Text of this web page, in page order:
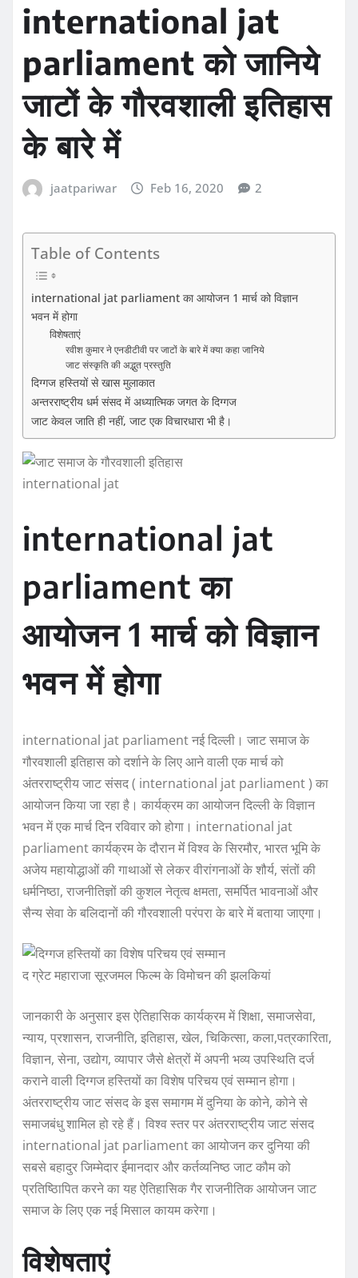
international jat
parliament को जानिये
जाटों के गौरवशाली इतिहास
के बारे में
jaatpariwar Feb 16, 2020 2
Table of Contents
international jat parliament का आयोजन 1 मार्च को विज्ञान
भवन में होगा
विशेषताएं
रवीश कुमार ने एनडीटीवी पर जाटों के बारे में क्‍या कहा जानिये
जाट संस्कृति की अद्भुत प्रस्तुति
दिग्गज हस्तियों से खास मुलाकात
अन्तरराष्ट्रीय धर्म संसद में अध्यात्मिक जगत के दिग्गज
जाट केवल जाति ही नहीं, जाट एक विचारधारा भी है।
international jat
international jat
parliament का
आयोजन 1 मार्च को विज्ञान
भवन में होगा
international jat parliament नई दिल्ली। जाट समाज के
गौरवशाली इतिहास को दर्शाने के लिए आने वाली एक मार्च को
अंतरराष्ट्रीय जाट संसद ( international jat parliament ) का
आयोजन किया जा रहा है। कार्यक्रम का आयोजन दिल्ली के विज्ञान
भवन में एक मार्च दिन रविवार को होगा। international jat
parliament कार्यक्रम के दौरान मेंं विश्व के सिरमौर, भारत भूमि के
अजेय महायोद्धाओं की गाथाओं से लेकर वीरांगनाओं के शौर्य, संतों की
धर्मनिष्ठा, राजनीतिज्ञों की कुशल नेतृत्व क्षमता, समर्पित भावनाओं और
सैन्य सेवा के बलिदानों की गौरवशाली परंपरा के बारे में बताया जाएगा।
द ग्रेट महाराजा सूरजमल फिल्‍म के विमोचन की झलकियां
जानकारी के अनुसार इस ऐतिहासिक कार्यक्रम में शिक्षा, समाजसेवा,
न्याय, प्रशासन, राजनीति, इतिहास, खेल, चिकित्सा, कला,पत्रकारिता,
विज्ञान, सेना, उद्योग, व्यापार जैसे क्षेत्रों में अपनी भव्य उपस्थिति दर्ज
कराने वाली दिग्गज हस्तियों का विशेष परिचय एवं सम्मान होगा।
अंतरराष्ट्रीय जाट संसद के इस समागम में दुनिया के कोने, कोने से
समाजबंधु शामिल हो रहे हैं। विश्व स्तर पर अंतरराष्ट्रीय जाट संसद
international jat parliament का आयोजन कर दुनिया की
सबसे बहादुर जिम्मेदार ईमानदार और कर्तव्यनिष्ठ जाट कौम को
प्रतिष्ठिापित करने का यह ऐतिहासिक गैर राजनीतिक आयोजन जाट
समाज के लिए एक नई मिसाल कायम करेगा।
विशेषताएं